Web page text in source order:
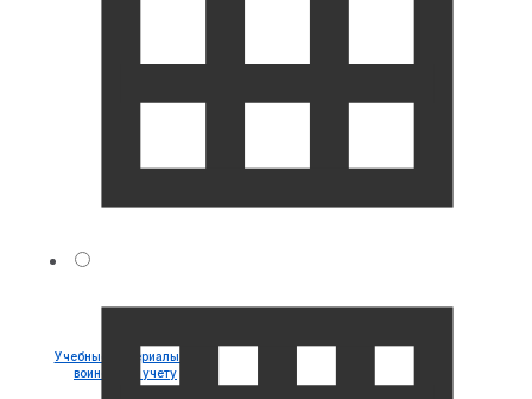
Учебные материалы по
воинскому учету